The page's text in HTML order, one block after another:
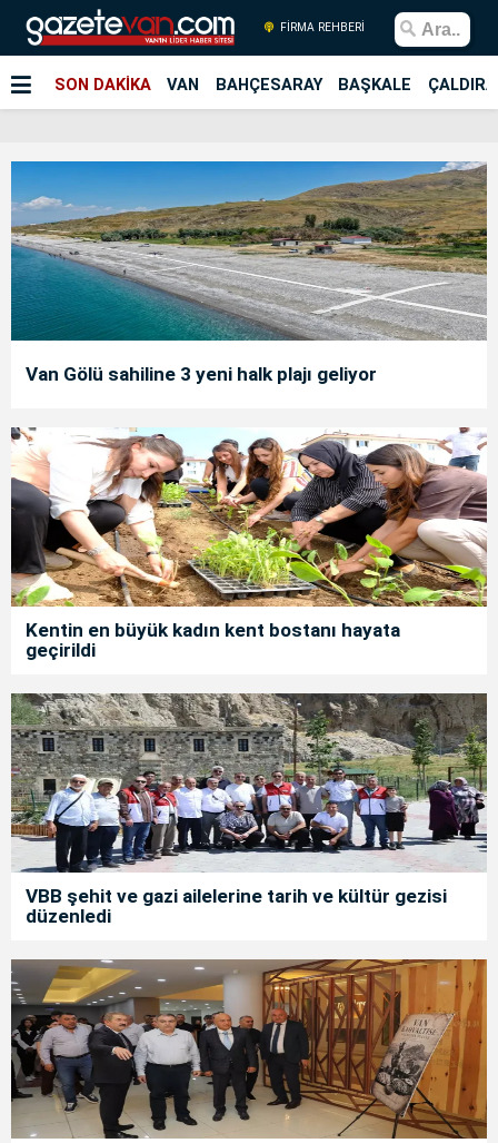
FİRMA REHBERİ
SON DAKİKA VAN BAHÇESARAY BAŞKALE
Van Gölü sahiline 3 yeni halk plajı geliyor
Kentin en büyük kadın kent bostanı hayata
geçirildi
VBB şehit ve gazi ailelerine tarih ve kültür gezisi
düzenledi